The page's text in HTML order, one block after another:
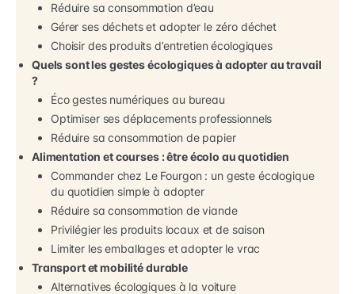
Réduire sa consommation d’eau
Gérer ses déchets et adopter le zéro déchet
Choisir des produits d’entretien écologiques
Quels sont les gestes écologiques à adopter au travail
?
Éco gestes numériques au bureau
Optimiser ses déplacements professionnels
Réduire sa consommation de papier
Alimentation et courses : être écolo au quotidien
Commander chez Le Fourgon : un geste écologique
du quotidien simple à adopter
Réduire sa consommation de viande
Privilégier les produits locaux et de saison
Limiter les emballages et adopter le vrac
Transport et mobilité durable
Alternatives écologiques à la voiture